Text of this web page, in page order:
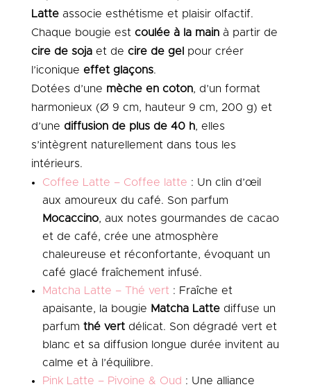
Latteassocie esthétisme et plaisir olfactif.
Chaque bougie est coulée à la mainà partir de
cire de sojaet de cire de gel pour créer
l’iconique effet glaçons.
Dotées d’une mèche en coton, d’un format
harmonieux (Ø 9 cm, hauteur 9 cm, 200 g) et
d’une diffusion de plus de 40 h, elles
s’intègrent naturellement dans tous les
intérieurs.
Coffee Latte – Coffee latte : Un clin d’œil
aux amoureux du café. Son parfum
Mocaccino, aux notes gourmandes de cacao
et de café, crée une atmosphère
chaleureuse et réconfortante, évoquant un
café glacé fraîchement infusé.
Matcha Latte – Thé vert : Fraîche et
apaisante, la bougie Matcha Lattediffuse un
parfum thé vertdélicat. Son dégradé vert et
blanc et sa diffusion longue durée invitent au
calme et à l’équilibre.
Pink Latte – Pivoine & Oud : Une alliance